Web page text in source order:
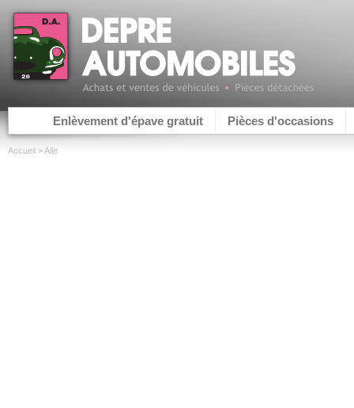
Enlèvement d'épave gratuit Pièces d'occasions
Accueil > Aile